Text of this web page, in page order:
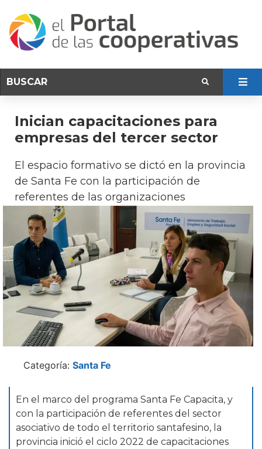
Inician capacitaciones para
empresas del tercer sector
El espacio formativo se dictó en la provincia
de Santa Fe con la participación de
referentes de las organizaciones
Categoría: Santa Fe
En el marco del programa Santa Fe Capacita, y
con la participación de referentes del sector
asociativo de todo el territorio santafesino, la
provincia inició el ciclo 2022 de capacitaciones